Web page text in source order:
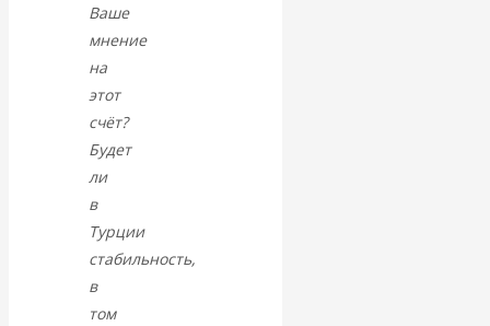
«Об этом
молчат»:
экономист
Валентин
Катасонов
считает, что
Ваше
мнение
на
этот
счёт?
Будет
ли
в
Турции
стабильность,
в
том